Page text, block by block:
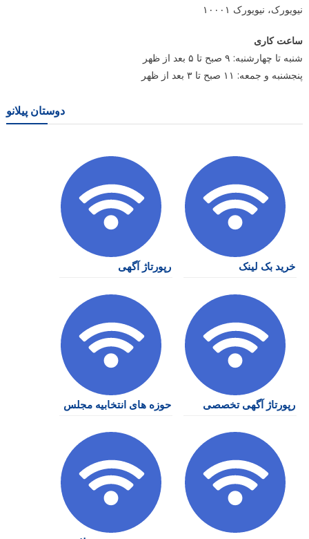
نیویورک، نیویورک ۱۰۰۰۱
ساعت کاری
شنبه تا چهارشنبه: ۹ صبح تا ۵ بعد از ظهر
پنجشنبه و جمعه: ۱۱ صبح تا ۳ بعد از ظهر
دوستان پیلانو
خرید بک لینک رپورتاژ آگهی
رپورتاژ آگهی تخصصی حوزه های انتخابیه مجلس